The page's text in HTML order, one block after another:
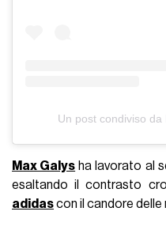
Un post condiviso da
Max Galys ha lavorato al
esaltando il contrasto
adidascon il candore delle